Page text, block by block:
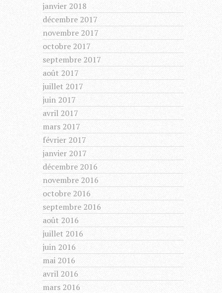
janvier 2018
décembre 2017
novembre 2017
octobre 2017
septembre 2017
août 2017
juillet 2017
juin 2017
avril 2017
mars 2017
février 2017
janvier 2017
décembre 2016
novembre 2016
octobre 2016
septembre 2016
août 2016
juillet 2016
juin 2016
mai 2016
avril 2016
mars 2016